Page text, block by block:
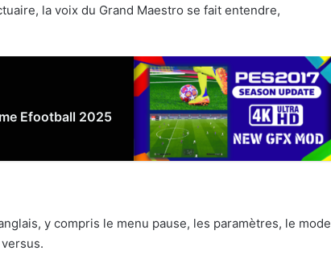
la voix du Grand Maestro se fait entendre,
Efootball 2025
y compris le menu pause, les paramètres, le mode